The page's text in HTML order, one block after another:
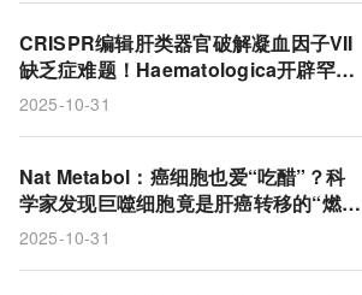
CRISPR编辑肝类器官破解凝血因子VII
缺乏症难题！Haematologica开辟罕见
出血病自体治疗新范式
2025-10-31
Nat Metabol：癌细胞也爱“吃醋”？科
学家发现巨噬细胞竟是肝癌转移的“燃料
供应商”！
2025-10-31